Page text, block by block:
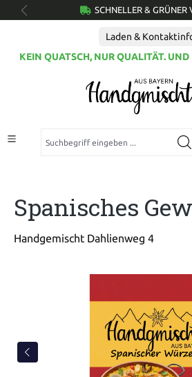
springen SCHNELLER & GRÜNER
Laden &
KEIN QUATSCH, NUR QUALITÄT.
Suchbegriff eingeben ...
Spanisches
Handgemischt Dahlienweg 4